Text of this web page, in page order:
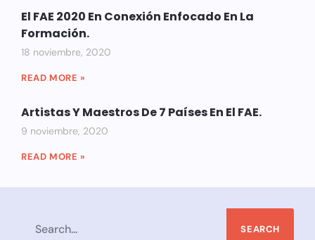
El FAE 2020 En Conexión Enfocado En La
Formación.
18 noviembre, 2020
READ MORE »
Artistas Y Maestros De 7 Países En El FAE.
9 noviembre, 2020
READ MORE »
SEARCH